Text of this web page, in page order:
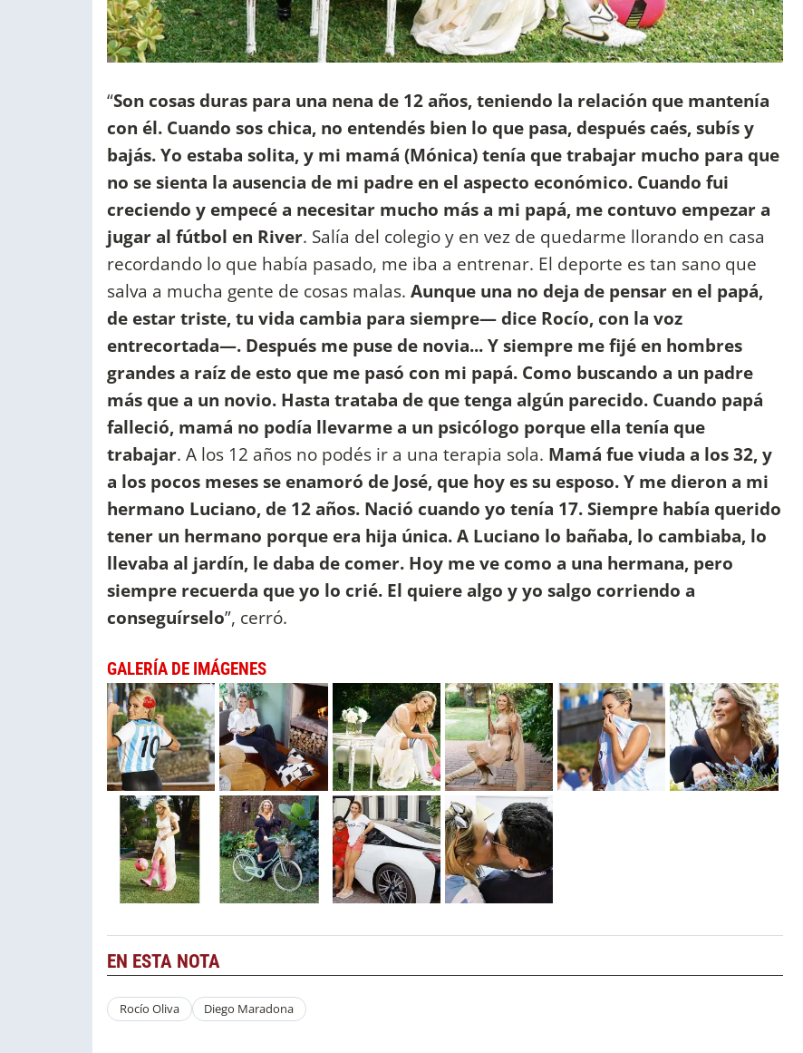
“Son cosas duras para una nena de 12 años, teniendo la relación que mantenía
con él. Cuando sos chica, no entendés bien lo que pasa, después caés, subís y
bajás. Yo estaba solita, y mi mamá (Mónica) tenía que trabajar mucho para que
no se sienta la ausencia de mi padre en el aspecto económico. Cuando fui
creciendo y empecé a necesitar mucho más a mi papá, me contuvo empezar a
jugar al fútbol en River. Salía del colegio y en vez de quedarme llorando en casa
recordando lo que había pasado, me iba a entrenar. El deporte es tan sano que
salva a mucha gente de cosas malas. Aunque una no deja de pensar en el papá,
de estar triste, tu vida cambia para siempre— dice Rocío, con la voz
entrecortada—. Después me puse de novia... Y siempre me fijé en hombres
grandes a raíz de esto que me pasó con mi papá. Como buscando a un padre
más que a un novio. Hasta trataba de que tenga algún parecido. Cuando papá
falleció, mamá no podía llevarme a un psicólogo porque ella tenía que
trabajar. A los 12 años no podés ir a una terapia sola. Mamá fue viuda a los 32, y
a los pocos meses se enamoró de José, que hoy es su esposo. Y me dieron a mi
hermano Luciano, de 12 años. Nació cuando yo tenía 17. Siempre había querido
tener un hermano porque era hija única. A Luciano lo bañaba, lo cambiaba, lo
llevaba al jardín, le daba de comer. Hoy me ve como a una hermana, pero
siempre recuerda que yo lo crié. El quiere algo y yo salgo corriendo a
conseguírselo”, cerró.
GALERÍA DE IMÁGENES
EN ESTA NOTA
Rocío Oliva Diego Maradona